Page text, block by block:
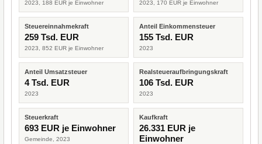
2023, 188 EUR je Einwohner 2023, 170 EUR je Einwohner
Steuereinnahmekraft
259 Tsd. EUR
2023, 852 EUR je Einwohner
Anteil Einkommensteuer
155 Tsd. EUR
2023
Anteil Umsatzsteuer
4 Tsd. EUR
2023
Realsteueraufbringungskraft
106 Tsd. EUR
2023
Steuerkraft
693 EUR je Einwohner
Gemeinde, 2023
Kaufkraft
26.331 EUR je
Einwohner